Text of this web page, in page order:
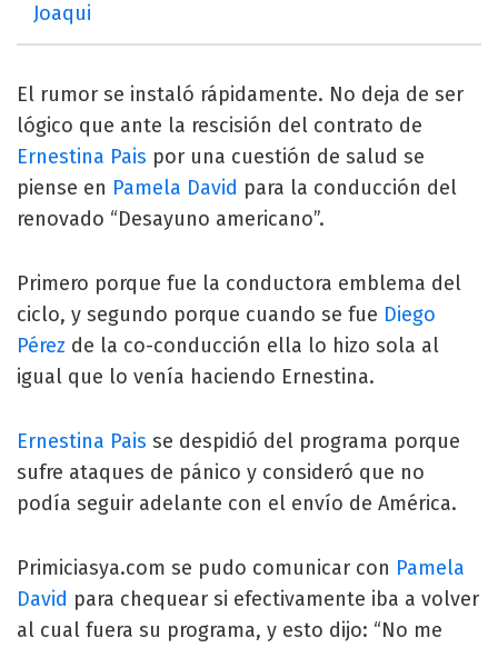
Joaqui
El rumor se instaló rápidamente. No deja de ser
lógico que ante la rescisión del contrato de
Ernestina Pais por una cuestión de salud se
piense en Pamela David para la conducción del
renovado “Desayuno americano”.
Primero porque fue la conductora emblema del
ciclo, y segundo porque cuando se fue Diego
Pérez de la co-conducción ella lo hizo sola al
igual que lo venía haciendo Ernestina.
Ernestina Pais se despidió del programa porque
sufre ataques de pánico y consideró que no
podía seguir adelante con el envío de América.
Primiciasya.com se pudo comunicar con Pamela
David para chequear si efectivamente iba a volver
al cual fuera su programa, y esto dijo: “No me